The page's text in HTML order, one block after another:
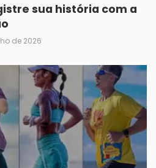
sua história com a
de 2026